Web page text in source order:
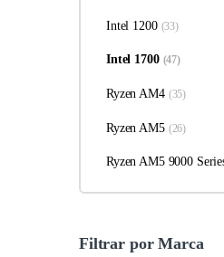
Intel 1200 (33)
Intel 1700 (47)
Ryzen AM4 (35)
Ryzen AM5 (26)
Ryzen AM5 9000
Filtrar por Marca